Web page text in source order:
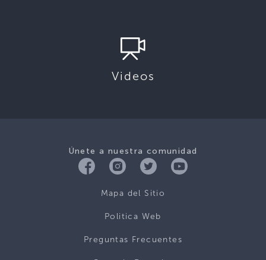
Videos
Únete a nuestra comunidad
Mapa del Sitio
Politica Web
Preguntas Frecuentes